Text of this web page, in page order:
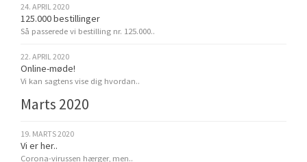
24. APRIL 2020
125.000 bestillinger
Så passerede vi bestilling nr. 125.000..
22. APRIL 2020
Online-møde!
Vi kan sagtens vise dig hvordan..
Marts 2020
19. MARTS 2020
Vi er her..
Corona-virussen hærger, men..